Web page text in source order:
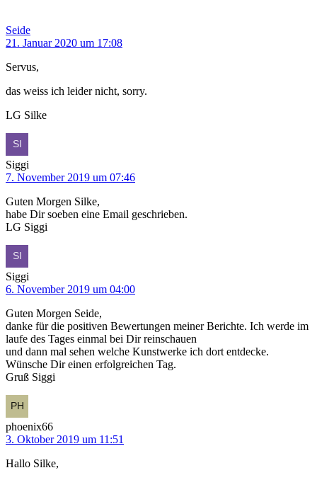
Seide
21. Januar 2020 um 17:08
Servus,
das weiss ich leider nicht, sorry.
LG Silke
Siggi
7. November 2019 um 07:46
Guten Morgen Silke,
habe Dir soeben eine Email geschrieben.
LG Siggi
Siggi
6. November 2019 um 04:00
Guten Morgen Seide,
danke für die positiven Bewertungen meiner Berichte. Ich werde im
laufe des Tages einmal bei Dir reinschauen
und dann mal sehen welche Kunstwerke ich dort entdecke.
Wünsche Dir einen erfolgreichen Tag.
Gruß Siggi
phoenix66
3. Oktober 2019 um 11:51
Hallo Silke,